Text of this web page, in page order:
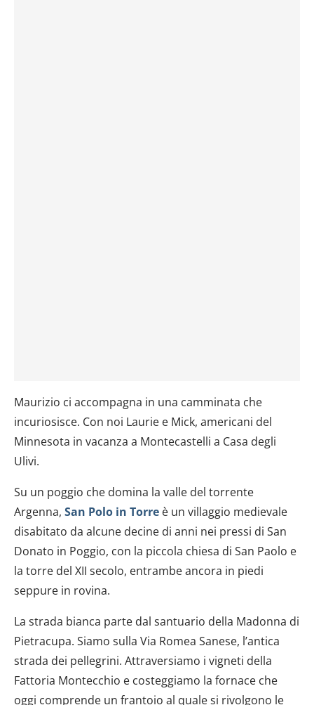
Maurizio ci accompagna in una camminata che
incuriosisce. Con noi Laurie e Mick, americani del
Minnesota in vacanza a Montecastelli a Casa degli
Ulivi.
Su un poggio che domina la valle del torrente
Argenna, San Polo in Torre è un villaggio medievale
disabitato da alcune decine di anni nei pressi di San
Donato in Poggio, con la piccola chiesa di San Paolo e
la torre del XII secolo, entrambe ancora in piedi
seppure in rovina.
La strada bianca parte dal santuario della Madonna di
Pietracupa. Siamo sulla Via Romea Sanese, l’antica
strada dei pellegrini. Attraversiamo i vigneti della
Fattoria Montecchio e costeggiamo la fornace che
oggi comprende un frantoio al quale si rivolgono le